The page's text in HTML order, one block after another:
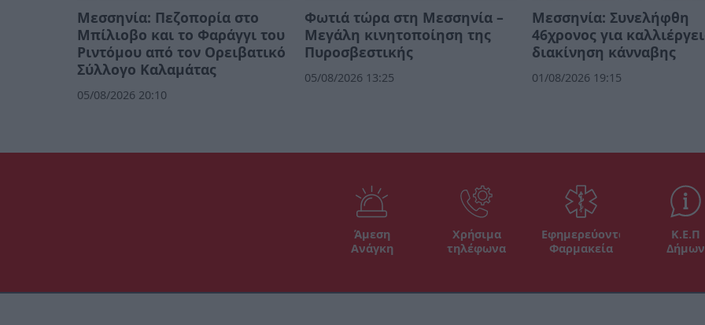
Μεσσηνία: Πεζοπορία στο
Μπίλιοβο και το Φαράγγι του
Ριντόμου από τον Ορειβατικό
Σύλλογο Καλαμάτας
05/08/2026 20:10
Φωτιά τώρα στη Μεσσηνία –
Μεγάλη κινητοποίηση της
Πυροσβεστικής
05/08/2026 13:25
Μεσσηνία: Συνελήφθη
46χρονος για
διακίνηση κάνναβης
01/08/2026 19:15
Άμεση
Ανάγκη
Χρήσιμα
τηλέφωνα
Εφημερεύοντα
Φαρμακεία
Κ.Ε.Π
Δήμων